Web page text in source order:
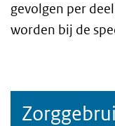
gevolgen per
worden bij de